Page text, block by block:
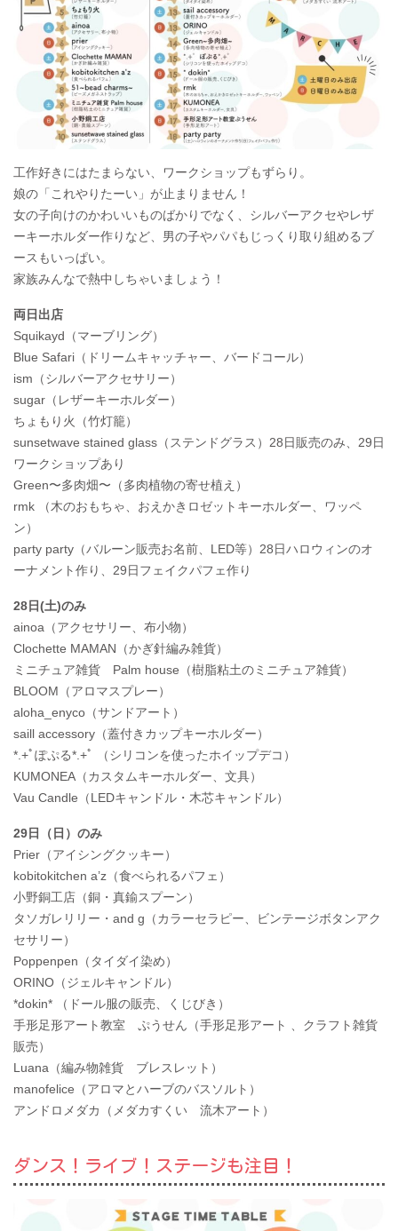
工作好きにはたまらない、ワークショップもずらり。
娘の「これやりたーい」が止まりません！
女の子向けのかわいいものばかりでなく、シルバーアクセやレザ
ーキーホルダー作りなど、男の子やパパもじっくり取り組めるブ
ースもいっぱい。
家族みんなで熱中しちゃいましょう！
両日出店
Squikayd（マーブリング）
Blue Safari（ドリームキャッチャー、バードコール）
ism（シルバーアクセサリー）
sugar（レザーキーホルダー）
ちょもり火（竹灯籠）
sunsetwave stained glass（ステンドグラス）28日販売のみ、29日
ワークショップあり
Green〜多肉畑〜（多肉植物の寄せ植え）
rmk （木のおもちゃ、おえかきロゼットキーホルダー、ワッペ
ン）
party party（バルーン販売お名前、LED等）28日ハロウィンのオ
ーナメント作り、29日フェイクパフェ作り
28日(土)のみ
ainoa（アクセサリー、布小物）
Clochette MAMAN（かぎ針編み雑貨）
ミニチュア雑貨 Palm house（樹脂粘土のミニチュア雑貨）
BLOOM（アロマスプレー）
aloha_enyco（サンドアート）
saill accessory（蓋付きカップキーホルダー）
*.+ﾟぽぷる*.+ﾟ （シリコンを使ったホイップデコ）
KUMONEA（カスタムキーホルダー、文具）
Vau Candle（LEDキャンドル・木芯キャンドル）
29日（日）のみ
Prier（アイシングクッキー）
kobitokitchen a’z（食べられるパフェ）
小野銅工店（銅・真鍮スプーン）
タソガレリリー・and g（カラーセラピー、ビンテージボタンアク
セサリー）
Poppenpen（タイダイ染め）
ORINO（ジェルキャンドル）
*dokin* （ドール服の販売、くじびき）
手形足形アート教室 ぷうせん（手形足形アート 、クラフト雑貨
販売）
Luana（編み物雑貨 ブレスレット）
manofelice（アロマとハーブのバスソルト）
アンドロメダカ（メダカすくい 流木アート）
ダンス！ライブ！ステージも注目！